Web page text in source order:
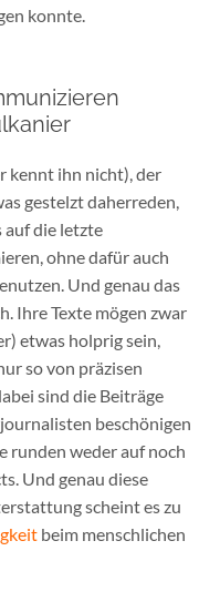
konnte.
kennt ihn nicht), der
gestelzt daherreden,
auf die letzte
ohne dafür auch
Und genau das
Ihre Texte mögen zwar
etwas holprig sein,
so von präzisen
sind die Beiträge
beschönigen
runden weder auf noch
Und genau diese
scheint es zu
beim menschlichen